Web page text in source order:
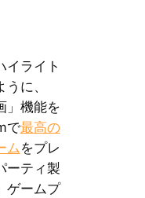
イライト
に、
」機能を
で最高の
ムをプレ
ーティ製
ゲームプ